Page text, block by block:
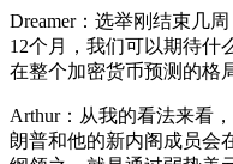
Dreamer：选举刚结束几
12个月，我们可以期待什
在整个加密货币预测的格
Arthur：从我的看法来看
朗普和他的新内阁成员会